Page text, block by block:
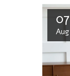
07
Aug